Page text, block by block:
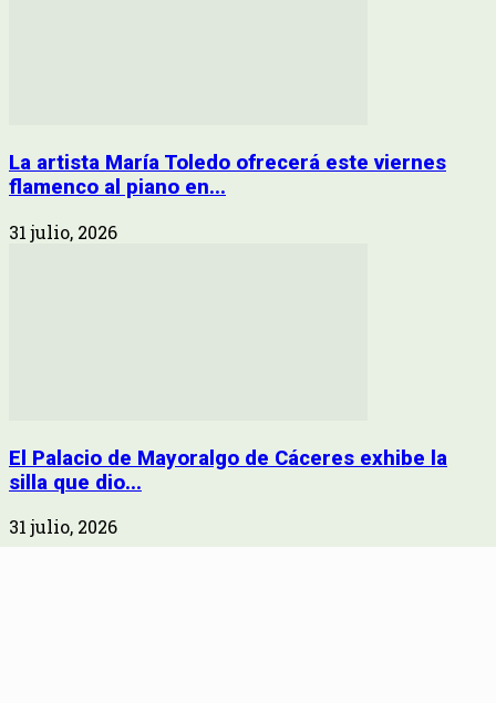
La artista María Toledo ofrecerá este viernes
flamenco al piano en...
31 julio, 2026
El Palacio de Mayoralgo de Cáceres exhibe la
silla que dio...
31 julio, 2026